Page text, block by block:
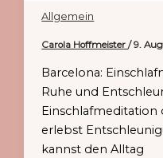
Allgemein
Carola Hoffmeister/9.
Barcelona:
Ruhe und
Einschlafmeditation
erlebst
kannst den Alltag